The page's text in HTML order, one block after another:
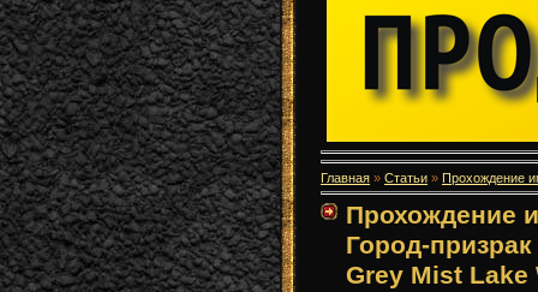
Главная » Статьи » Прохождение
Прохождение
Город-
Grey Mist